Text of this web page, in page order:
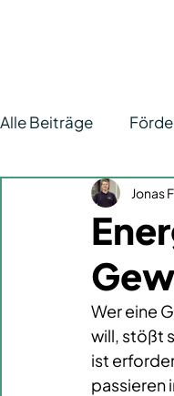
Alle Beiträge
EnergieeffizienzJonas
Wer eine
will, stößt
ist
passieren